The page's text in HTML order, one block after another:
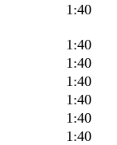
1:40
1:40
1:40
1:40
1:40
1:40
1:40